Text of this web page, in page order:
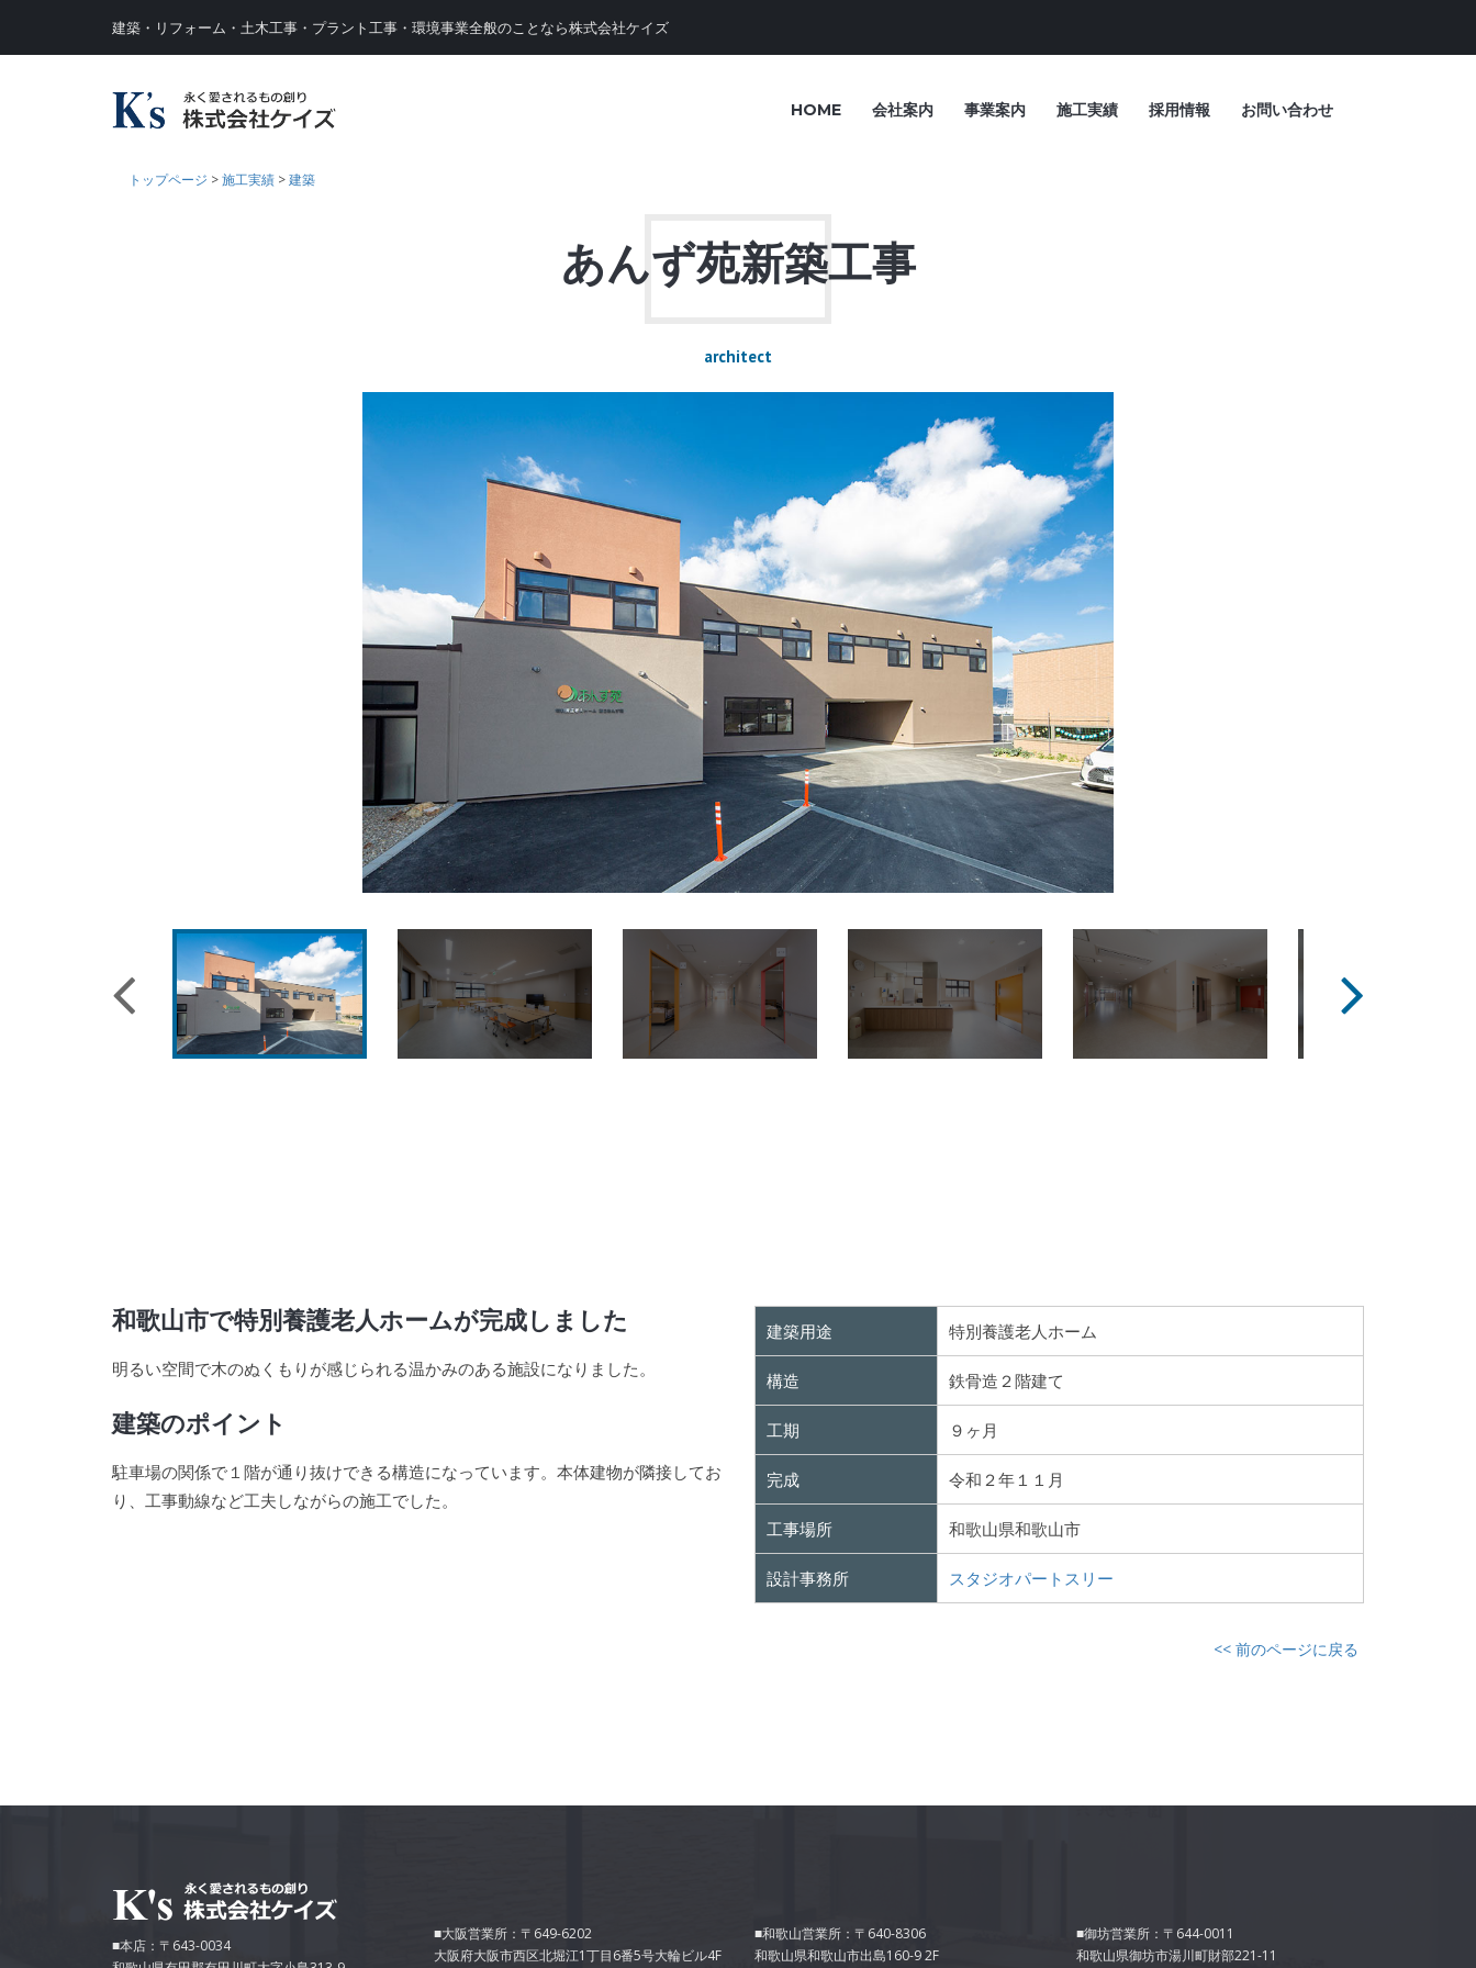
建築・リフォーム・土木工事・プラント工事・環境事業全般のことなら株式会社ケイズ
HOME 会社案内 事業案内 施工実績 採用情報 お問い合わせ
トップページ >施工実績 >建築
あんず苑新築工事
architect
和歌山市で特別養護老人ホームが完成しました
明るい空間で木のぬくもりが感じられる温かみのある施設になりました。
建築のポイント
駐車場の関係で１階が通り抜けできる構造になっています。本体建物が隣接してお
り、工事動線など工夫しながらの施工でした。
建築用途 特別養護老人ホーム
構造 鉄骨造２階建て
工期 ９ヶ月
完成 令和２年１１月
工事場所 和歌山県和歌山市
設計事務所 スタジオパートスリー
<< 前のページに戻る
■本店：〒643-0034
■大阪営業所：〒649-6202
大阪府大阪市西区北堀江1丁目6番5号大輪ビル4F
■和歌山営業所：〒640-8306
和歌山県和歌山市出島160-9 2F
■御坊営業所：〒644-0011
和歌山県御坊市湯川町財部221-11